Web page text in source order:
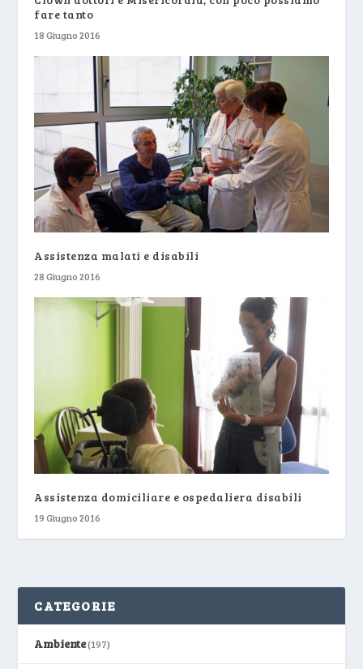
fare tanto
18 Giugno 2016
Assistenza malati e disabili
28 Giugno 2016
Assistenza domiciliare e ospedaliera disabili
19 Giugno 2016
CATEGORIE
Ambiente(197)